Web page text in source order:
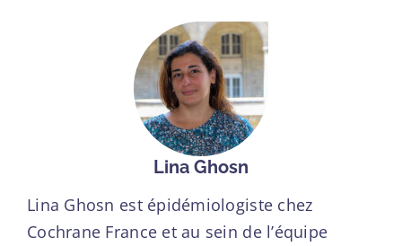
Lina Ghosn
Lina Ghosn est épidémiologiste chez
Cochrane France et au sein de l’équipe